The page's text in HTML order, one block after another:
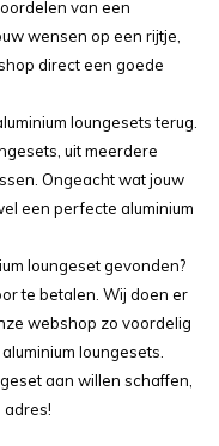
van een
wensen op een rijtje,
direct een goede
loungesets terug.
uit meerdere
Ongeacht wat jouw
een perfecte aluminium
loungeset gevonden?
te betalen. Wij doen er
webshop zo voordelig
loungesets.
aan willen schaffen,
adres!